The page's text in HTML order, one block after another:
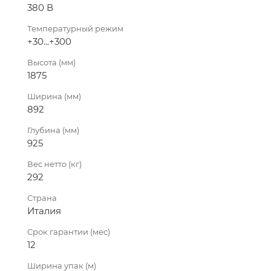
380 В
Температурный режим
+30...+300
Высота (мм)
1875
Ширина (мм)
892
Глубина (мм)
925
Вес нетто (кг)
292
Страна
Италия
Срок гарантии (мес)
12
Ширина упак (м)